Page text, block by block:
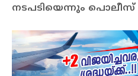
നടപടിയെന്നും പൊലീസ്